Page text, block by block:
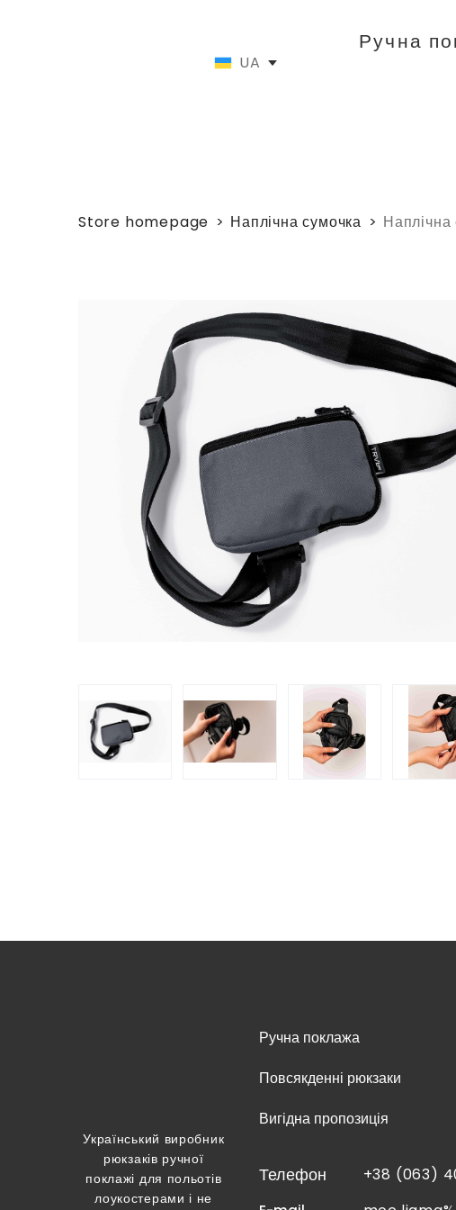
UA
Ручна
Store homepage Наплічна сумочка Наплічна
Український виробник
рюкзаків ручної
поклажі для польотів
лоукостерами і не
Ручна поклажа
Повсякденні рюкзаки
Вигідна пропозиція
Телефон +38 (063)